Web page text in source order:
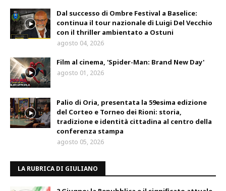
Dal successo di Ombre Festival a Baselice:
continua il tour nazionale di Luigi Del Vecchio
con il thriller ambientato a Ostuni
agosto 04, 2026
Film al cinema, 'Spider-Man: Brand New Day'
agosto 01, 2026
Palio di Oria, presentata la 59esima edizione
del Corteo e Torneo dei Rioni: storia,
tradizione e identità cittadina al centro della
conferenza stampa
agosto 05, 2026
LA RUBRICA DI GIULIANO